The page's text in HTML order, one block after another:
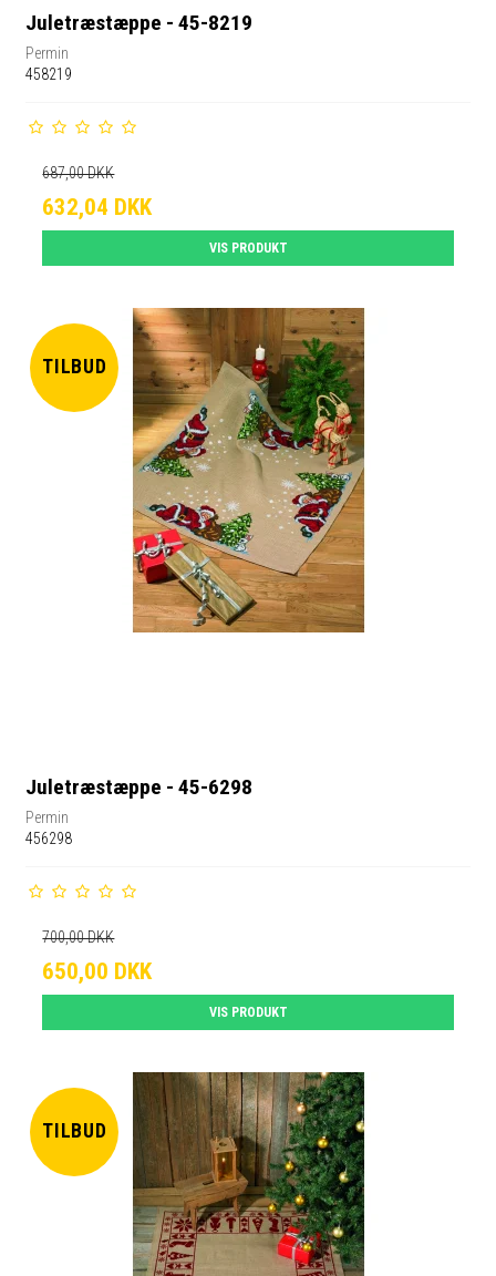
Juletræstæppe - 45-8219
Permin
458219
687,00 DKK
632,04 DKK
VIS PRODUKT
TILBUD
Juletræstæppe - 45-6298
Permin
456298
700,00 DKK
650,00 DKK
VIS PRODUKT
TILBUD